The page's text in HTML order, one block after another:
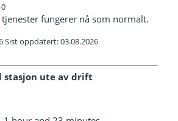
fungerer nå som normalt.
Sist oppdatert: 03.08.2026
stasjon ute av drift